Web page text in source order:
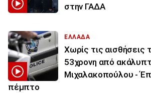
στην ΓΑΔΑ
ΕΛΛΑΔΑ
Χωρίς τις αισθήσεις
53χρονη από
Μιχαλακοπούλου -
πέμπτο